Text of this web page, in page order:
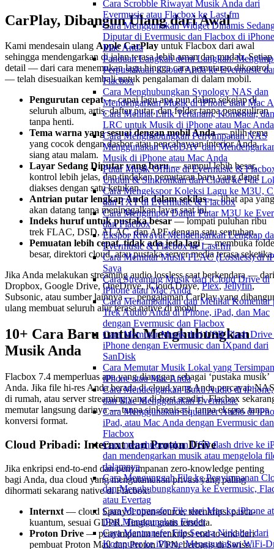
Cara Scrobble Riwayat Musik Anda dari
Evermusic atau Flacbox ke Last.fm
Cara Menggunakan Widget Dinamis
Diputar di Evermusic dan Flacbox di
Mac Anda
Panduan Langkah demi Langkah:
Perpustakaan iCloud Anda ke Evermusic
Flacbox
Cara Menghubungkan Synology NAS dan
Mendengarkan Musik di iPhone atau Mac
Cara Melihat Lirik Tertanam, Komentar,
LRC untuk Musik di iPhone atau Mac Anda
Cara Menghubungkan Penyimpanan NAS
Menggunakan WebDAV dan
Musik di iPhone atau Mac Anda
Putar Musik Offline di Evermusic &
Unduh & Sinkronkan dari Cloud ke File
Cara Mengekspor Koleksi Lagu ke M3U,
dan TXT di Evermusic & Flacbox
Cara Mengimpor Daftar Putar M3U ke
dan Flacbox
Ekspor Riwayat Mendengarkan Lengkap
Evermusic & Flacbox ke Last.fm
Cara Memutar Musik FLAC (Lossless) di
Saya
Cara Streaming Musik dari iCloud Drive di
iPhone atau Mac Anda
Cara Menambahkan dan Melihat Komentar
Trek Audio Anda di iPhone, iPad, dan Mac
dengan Evermusic dan Flacbox
Cara Memutar Musik dari USB Flash
iPhone dengan Evermusic dan iXpand dari
SanDisk
Cara Memutar Musik Lokal yang
iPhone atau Mac Anda
Cara Mendengarkan Buku Audio di
dan Mac Menggunakan Evermusic
Cara Menggunakan Equalizer Audio di
iPad, atau Mac Anda dengan Evermusic dan
Flacbox
Cara menghubungkan USB flash drive ke
dan mendengarkan musik atau mengelola
dalamnya
Cara Mengunggah File ke Penyimpanan
dan Menghubungkannya ke Evermusic,
atau Evertag
Cara Mentransfer File dari Mac ke iPhone
iPad Menggunakan Finder
Cara Mentransfer File Secara Nirkabel dari
Komputer ke iPhone Menggunakan WiFi-
CarPlay, Dibangun Ulang dari Awal
Kami mendesain ulang Apple CarPlay untuk Flacbox dari awal
sehingga mendengarkan di jalan terasa lebih aman dan mudah. Setiap
detail — dari cara menemukan lagu hingga cara pemutaran dikontrol
— telah disesuaikan kembali untuk pengalaman di dalam mobil.
Pengurutan cepat— capai lagu apa pun dalam sekejap di
seluruh album, artis, daftar putar, dan folder tanpa pengguliran
tanpa henti.
Tema warna yang sesuai dengan mobil Anda— pilih tema
yang cocok dengan dasbor atau pencahayaan interior Anda,
siang atau malam.
Layar Sedang Diputar yang baru— sampul lebih besar,
kontrol lebih jelas, dan tindakan pemutaran baru yang dapat
diakses dengan satu ketukan.
Antrian putar lengkap Anda dalam sekilas— lihat apa yang
akan datang tanpa meninggalkan layar saat ini.
Indeks huruf untuk pustaka besar— lompati puluhan ribu
trek FLAC, DSD, ALAC, dan APE dengan satu sentuhan.
Pemuatan lebih cepat, tidak ada jeda lagi— membuka
besar, direktori cloud, atau pustaka server media terasa seketika.
Jika Anda melakukan streaming audio lossless saat berkendara — dari
Dropbox, Google Drive, OneDrive, iCloud Drive,Plex,Jellyfin,
Subsonic, atau sumber lainnya — pengalaman CarPlay yang
ulang membuat seluruh alur terasa native di mobil.
10+ Cara Baru untuk Menghubungkan
Musik Anda
Flacbox 7.4 memperluas apa yang dianggap sebagai ‘pustaka musik’
Anda. Jika file hi-res Anda berada di cloud yang Anda percayai, NAS
di rumah, atau server streaming yang di-host sendiri, Flacbox
memutar langsung darinya — tanpa sinkronisasi, tanpa ekspor, tanpa
konversi format.
Cloud Pribadi: Internxt dan Proton Drive
Jika enkripsi end-to-end dan penyimpanan zero-knowledge penting
bagi Anda, dua cloud yang mengutamakan privasi yang paling
dihormati sekarang native di Flacbox:
Internxt — cloud Spanyol open-source, terenkripsi pasca-
kuantum, sesuai GDPR. Tingkat gratis tersedia.
Proton Drive — penyimpanan terenkripsi end-to-end dari
pembuat Proton Mail dan Proton VPN, berbasis di Swiss.